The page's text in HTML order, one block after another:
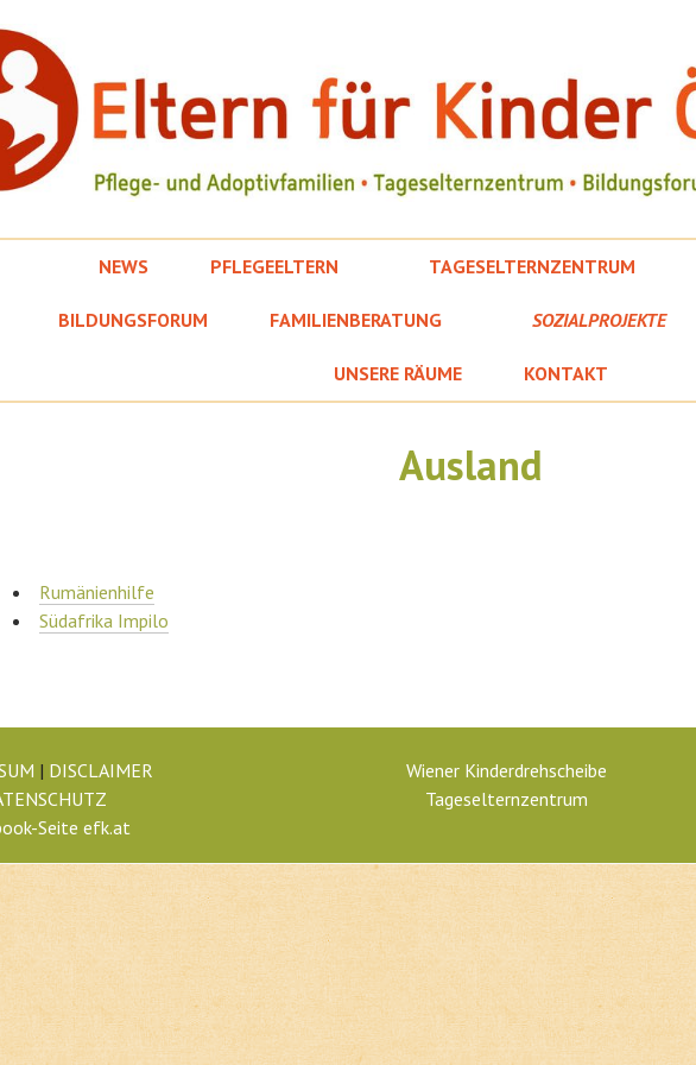
NEWS PFLEGEELTERN TAGESELTERNZENTRUM
BILDUNGSFORUM FAMILIENBERATUNG SOZIALPROJEKTE
UNSERE RÄUME KONTAKT
Ausland
Rumänienhilfe
Südafrika Impilo
| DISCLAIMER
Seite efk.at
Wiener Kinderdrehscheibe
Tageselternzentrum